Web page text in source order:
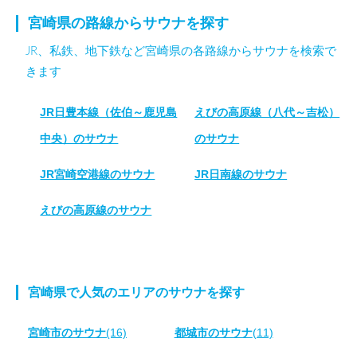
宮崎県の路線からサウナを探す
JR、私鉄、地下鉄など宮崎県の各路線からサウナを検索で
きます
JR日豊本線（佐伯～鹿児島
中央）のサウナ
えびの高原線（八代～吉松）
のサウナ
JR宮崎空港線のサウナ JR日南線のサウナ
えびの高原線のサウナ
宮崎県で人気のエリアのサウナを探す
宮崎市のサウナ(16) 都城市のサウナ(11)